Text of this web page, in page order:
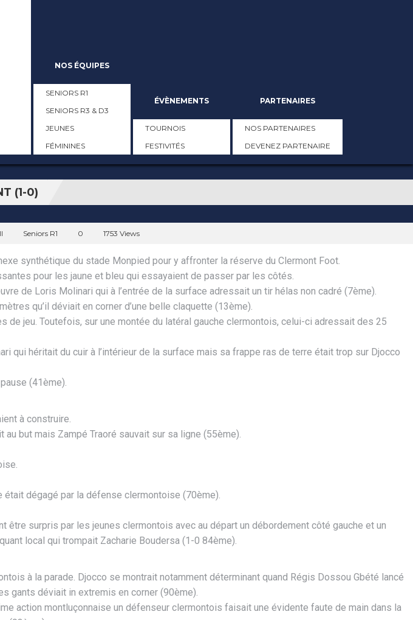
NOS ÉQUIPES
SENIORS R1
SENIORS R3 & D3
JEUNES
FÉMININES
ÉVÈNEMENTS
TOURNOIS
FESTIVITÉS
PARTENAIRES
NOS PARTENAIRES
DEVENEZ PARTENAIRE
(1-0)
Seniors R1 0 1753 Views
synthétique du stade Monpied pour y affronter la réserve du Clermont Foot.
pour les jaune et bleu qui essayaient de passer par les côtés.
de Loris Molinari qui à l’entrée de la surface adressait un tir hélas non cadré (7ème).
qu’il déviait en corner d’une belle claquette (13ème).
jeu. Toutefois, sur une montée du latéral gauche clermontois, celui-ci adressait des 25
qui héritait du cuir à l’intérieur de la surface mais sa frappe ras de terre était trop sur Djocco
(41ème).
à construire.
but mais Zampé Traoré sauvait sur sa ligne (55ème).
dégagé par la défense clermontoise (70ème).
surpris par les jeunes clermontois avec au départ un débordement côté gauche et un
local qui trompait Zacharie Boudersa (1-0 84ème).
à la parade. Djocco se montrait notamment déterminant quand Régis Dossou Gbété lancé
gants déviait in extremis en corner (90ème).
action montluçonnaise un défenseur clermontois faisait une évidente faute de main dans la